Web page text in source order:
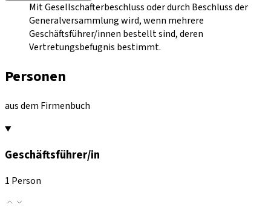
Mit Gesellschafterbeschluss oder durch Beschluss der
Generalversammlung wird, wenn mehrere
Geschäftsführer/innen bestellt sind, deren
Vertretungsbefugnis bestimmt.
Personen
aus dem Firmenbuch
Geschäftsführer/in
1 Person